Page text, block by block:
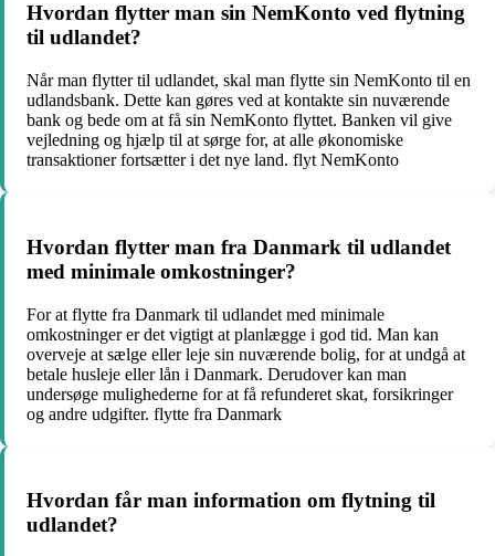
Hvordan flytter man sin NemKonto ved flytning
til udlandet?
Når man flytter til udlandet, skal man flytte sin NemKonto til en
udlandsbank. Dette kan gøres ved at kontakte sin nuværende
bank og bede om at få sin NemKonto flyttet. Banken vil give
vejledning og hjælp til at sørge for, at alle økonomiske
transaktioner fortsætter i det nye land. flyt NemKonto
Hvordan flytter man fra Danmark til udlandet
med minimale omkostninger?
For at flytte fra Danmark til udlandet med minimale
omkostninger er det vigtigt at planlægge i god tid. Man kan
overveje at sælge eller leje sin nuværende bolig, for at undgå at
betale husleje eller lån i Danmark. Derudover kan man
undersøge mulighederne for at få refunderet skat, forsikringer
og andre udgifter. flytte fra Danmark
Hvordan får man information om flytning til
udlandet?